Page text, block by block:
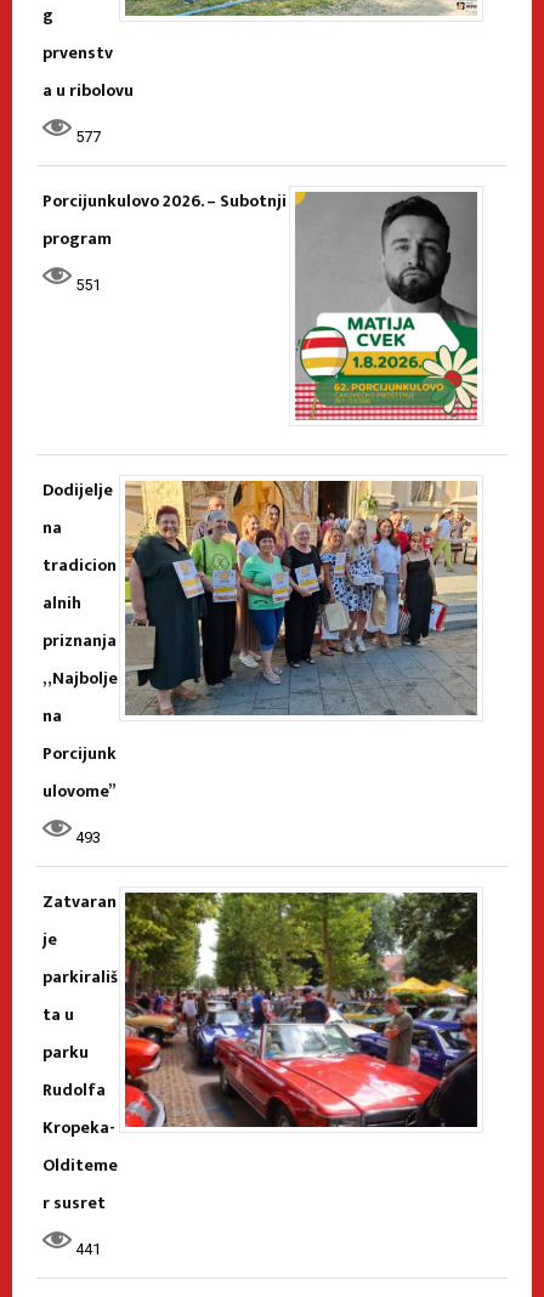
g
prvenstv
a u ribolovu
577
Porcijunkulovo 2026. – Subotnji
program
551
Dodijelje
na
tradicion
alnih
priznanja
„Najbolje
na
Porcijunk
ulovome”
493
Zatvaran
je
parkirališ
ta u
parku
Rudolfa
Kropeka-
Olditeme
r susret
441